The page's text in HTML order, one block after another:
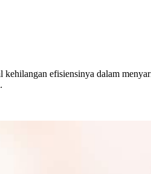
efisiensinya dalam